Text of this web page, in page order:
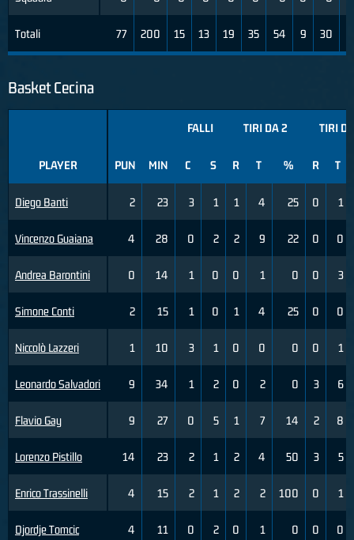
Totali 77 200 15 13 19 35 54 9 30
Basket Cecina
PLAYER
Diego Banti
Vincenzo Guaiana
Andrea Barontini
Simone Conti
Niccolò Lazzeri
Leonardo Salvadori
Flavio Gay
Lorenzo Pistillo
Enrico Trassinelli
Djordje Tomcic
FALLI TIRI DA 2 TIRI
PUN MIN C S R T % R T
2 23 3 1 1 4 25 0 1
4 28 0 2 2 9 22 0 0
0 14 1 0 0 1 0 0 3
2 15 1 0 1 4 25 0 0
1 10 3 1 0 0 0 0 1
9 34 1 2 0 2 0 3 6
9 27 0 5 1 7 14 2 8
14 23 2 1 2 4 50 3 5
4 15 2 1 2 2 100 0 1
4 11 0 2 0 1 0 0 0